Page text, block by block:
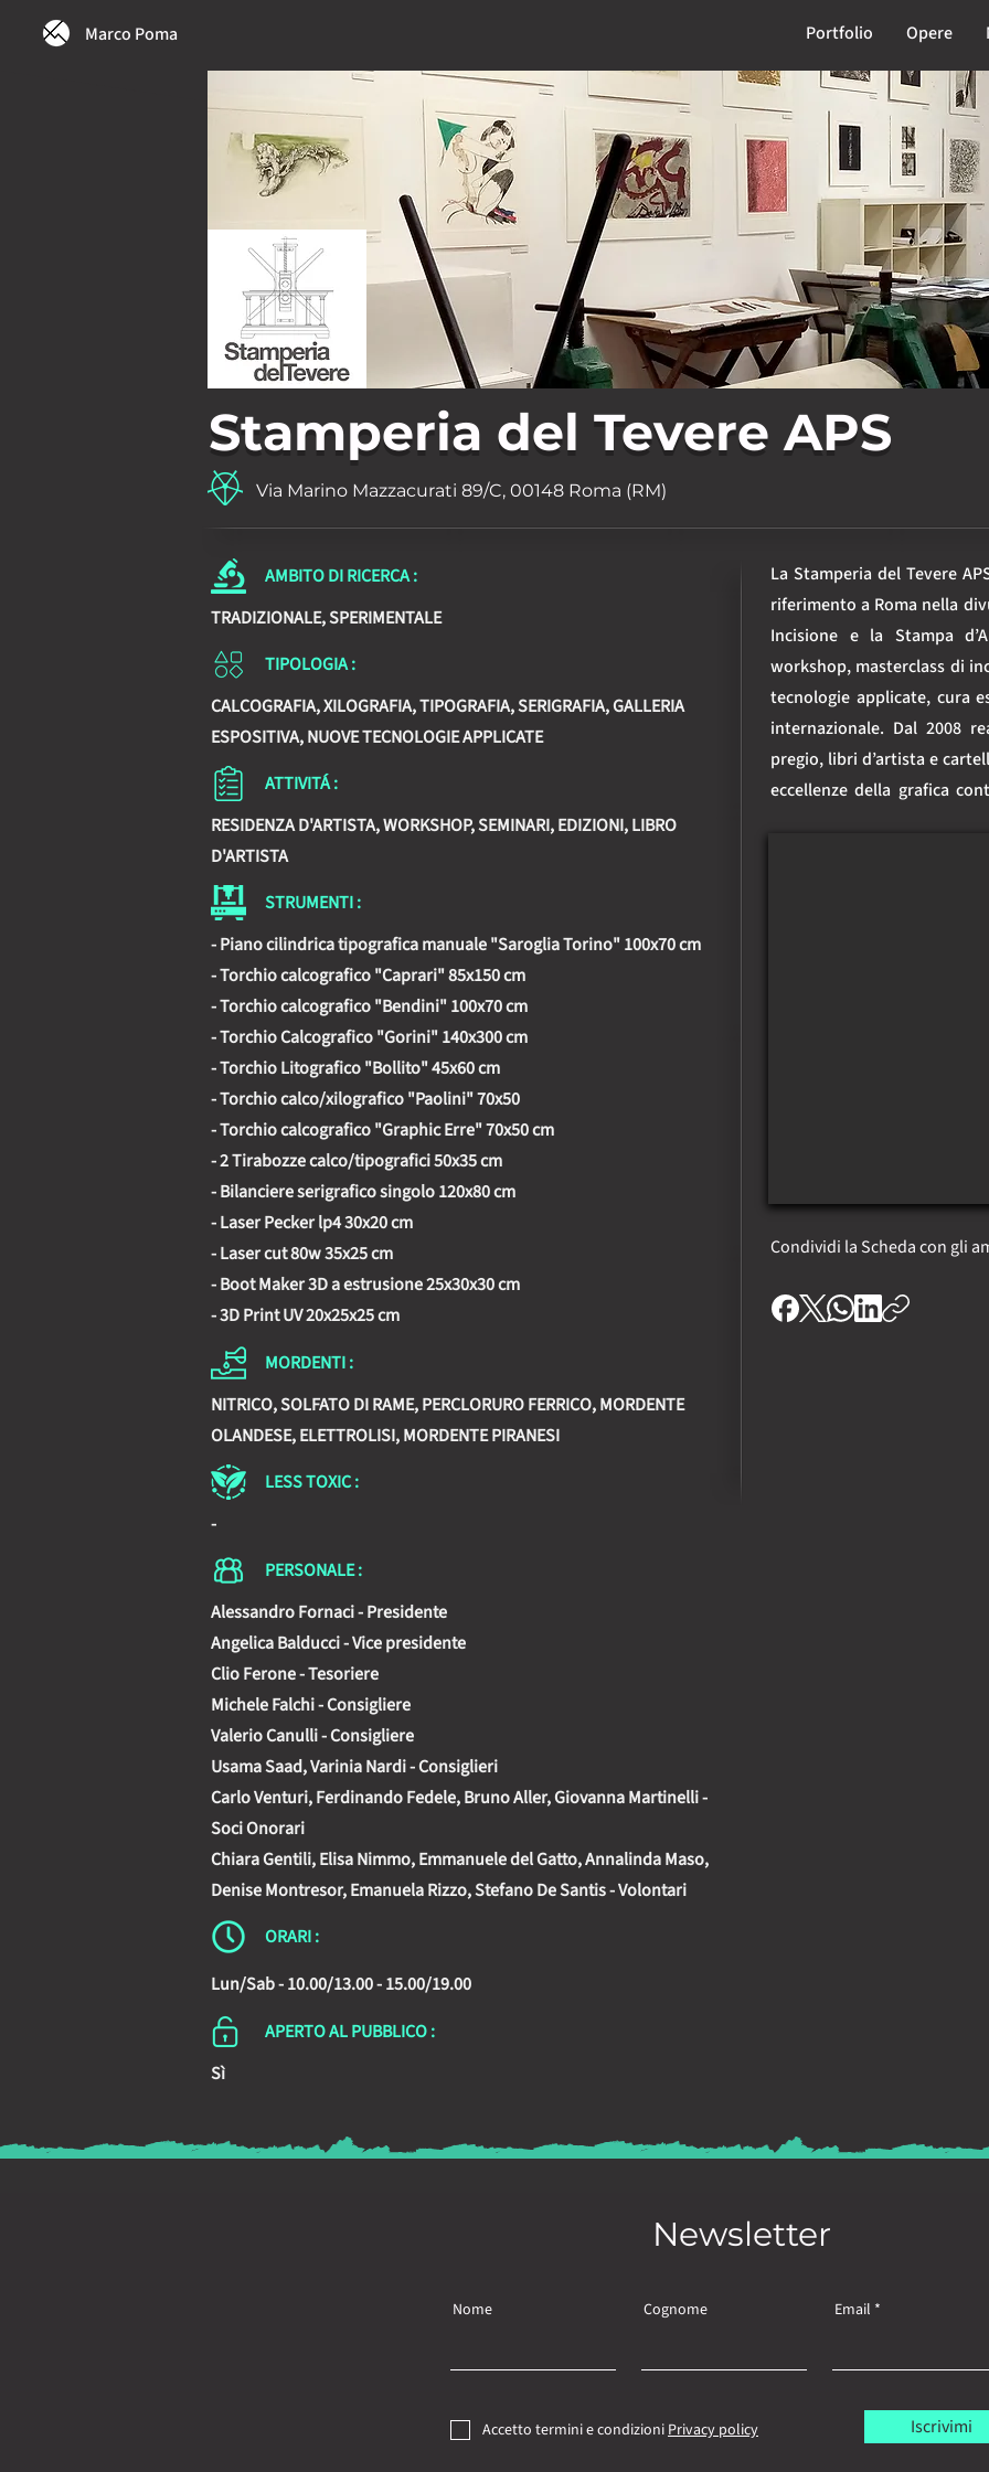
Marco Poma Portfolio Opere
Stamperia del Tevere APS
Via Marino Mazzacurati 89/C, 00148 Roma (RM)
AMBITO DI RICERCA :
TRADIZIONALE, SPERIMENTALE
TIPOLOGIA :
CALCOGRAFIA, XILOGRAFIA, TIPOGRAFIA, SERIGRAFIA, GALLERIA
ESPOSITIVA, NUOVE TECNOLOGIE APPLICATE
ATTIVITÁ :
RESIDENZA D'ARTISTA, WORKSHOP, SEMINARI, EDIZIONI, LIBRO
D'ARTISTA
STRUMENTI :
- Piano cilindrica tipografica manuale "Saroglia Torino" 100x70 cm
- Torchio calcografico "Caprari" 85x150 cm
- Torchio calcografico "Bendini" 100x70 cm
- Torchio Calcografico "Gorini" 140x300 cm
- Torchio Litografico "Bollito" 45x60 cm
- Torchio calco/xilografico "Paolini" 70x50
- Torchio calcografico "Graphic Erre" 70x50 cm
- 2 Tirabozze calco/tipografici 50x35 cm
- Bilanciere serigrafico singolo 120x80 cm
- Laser Pecker lp4 30x20 cm
- Laser cut 80w 35x25 cm
- Boot Maker 3D a estrusione 25x30x30 cm
- 3D Print UV 20x25x25 cm
MORDENTI :
NITRICO, SOLFATO DI RAME, PERCLORURO FERRICO, MORDENTE
OLANDESE, ELETTROLISI, MORDENTE PIRANESI
LESS TOXIC :
-
PERSONALE :
Alessandro Fornaci - Presidente
Angelica Balducci - Vice presidente
Clio Ferone - Tesoriere
Michele Falchi - Consigliere
Valerio Canulli - Consigliere
Usama Saad, Varinia Nardi - Consiglieri
Carlo Venturi, Ferdinando Fedele, Bruno Aller, Giovanna Martinelli -
Soci Onorari
Chiara Gentili, Elisa Nimmo, Emmanuele del Gatto, Annalinda Maso,
Denise Montresor, Emanuela Rizzo, Stefano De Santis - Volontari
ORARI :
Lun/Sab - 10.00/13.00 - 15.00/19.00
APERTO AL PUBBLICO :
Sì
La Stamperia del Tevere
riferimento a Roma nella
Incisione e la Stampa
workshop, masterclass di
tecnologie applicate, cura
internazionale. Dal 2008
pregio, libri d’artista e
eccellenze della grafica
Condividi la Scheda con gli
Newsletter
Nome Cognome
Accetto termini e condizioniPrivacy policy
Email
Iscrivimi